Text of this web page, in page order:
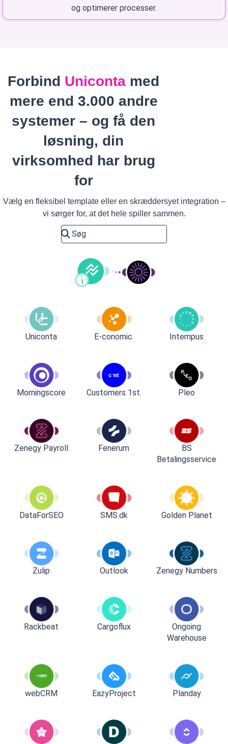
og optimerer processer.
Forbind Uniconta med
mere end 3.000 andre
systemer – og få den
løsning, din
virksomhed har brug
for
Vælg en fleksibel template eller en skræddersyet integration –
vi sørger for, at det hele spiller sammen.
Uniconta E-conomic. Intempus
Morningscore Customers 1st. Pleo
Zenegy Payroll Fenerum
BS
Betalingsservice
DataForSEO SMS.dk Golden Planet
Zulip Outlook Zenegy Numbers
Rackbeat Cargoflux
Ongoing
Warehouse
webCRM EazyProject Planday